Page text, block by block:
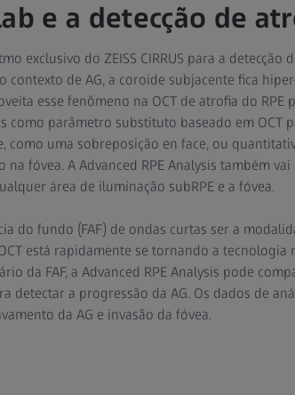
e a detecção de
exclusivo do ZEISS CIRRUS para a
contexto de AG, a coroide subjacente fica
esse fenômeno na OCT de atrofia do
como parâmetro substituto baseado em OCT
como uma sobreposição en face, ou
fóvea. A Advanced RPE Analysis também
área de iluminação subRPE e a fóvea.
do fundo (FAF) de ondas curtas ser a
está rapidamente se tornando a
da FAF, a Advanced RPE Analysis pode
detectar a progressão da AG. Os dados de
da AG e invasão da fóvea.